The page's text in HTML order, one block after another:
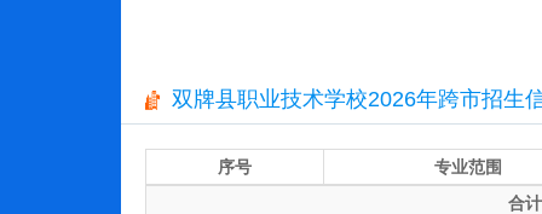
双牌县职业技术学校2026年跨市招生
序号
专业范围
合计